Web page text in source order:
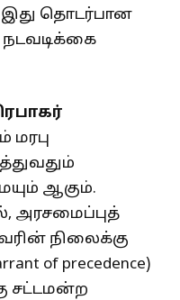
இது தொடர்பான
நடவடிக்கை
மரபு
ஆகும்.
அரசமைப்புத்
நிலைக்கு
of precedence)
சட்டமன்ற